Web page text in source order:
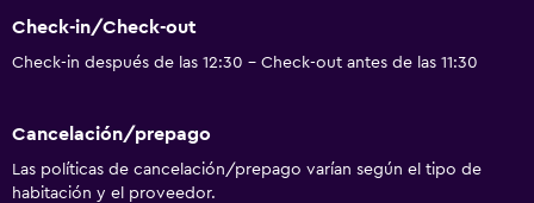
Check-in/Check-out
Check-in después de las 12:30 - Check-out antes de las 11:30
Cancelación/prepago
Las políticas de cancelación/prepago varían según el tipo de
habitación y el proveedor.